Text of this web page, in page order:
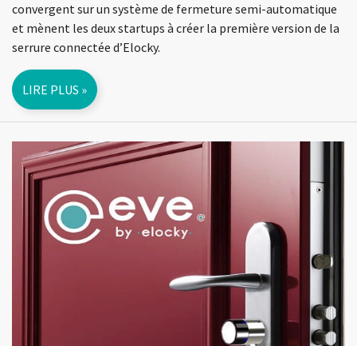
convergent sur un système de fermeture semi-automatique
et mènent les deux startups à créer la première version de la
serrure connectée d’Elocky.
LIRE PLUS »